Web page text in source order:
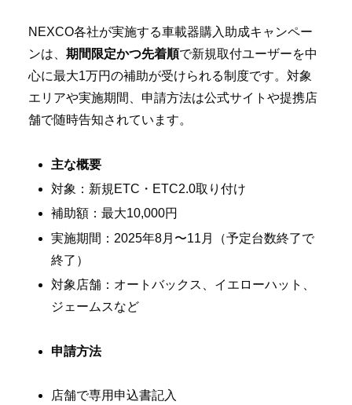
NEXCO各社が実施する車載器購入助成キャンペー
ンは、 期間限定かつ先着順で新規取付ユーザーを中
心に最大1万円の補助が受けられる制度です。対象
エリアや実施期間、申請方法は公式サイトや提携店
舗で随時告知されています。
主な概要
対象：新規ETC・ETC2.0取り付け
補助額：最大10,000円
実施期間：2025年8月〜11月（予定台数終了で
終了）
対象店舗：オートバックス、イエローハット、
ジェームスなど
申請方法
店舗で専用申込書記入